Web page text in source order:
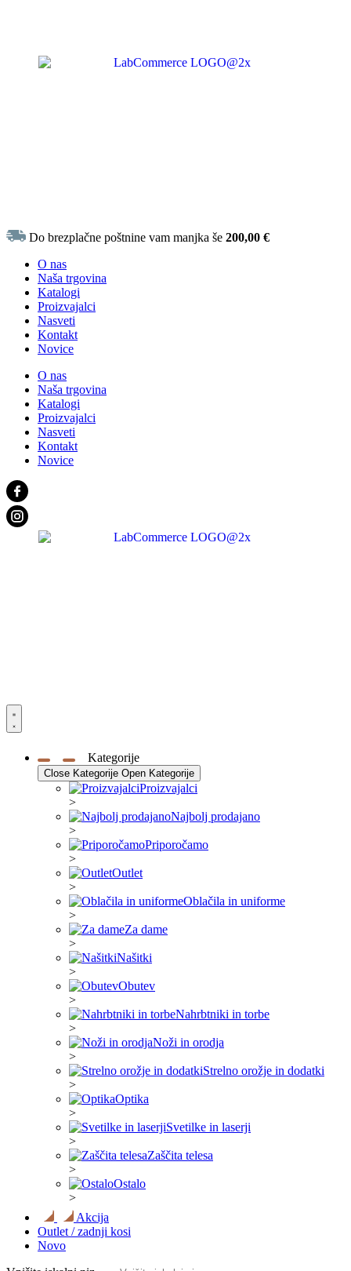
Do brezplačne poštnine vam manjka še200,00€
O nas
Naša trgovina
Katalogi
Proizvajalci
Nasveti
Kontakt
Novice
O nas
Naša trgovina
Katalogi
Proizvajalci
Nasveti
Kontakt
Novice
Kategorije
Close Kategorije Open Kategorije
Proizvajalci
>
Najbolj prodajano
>
Priporočamo
>
Outlet
>
Oblačila in uniforme
>
Za dame
>
Našitki
>
Obutev
>
Nahrbtniki in torbe
>
Noži in orodja
>
Strelno orožje in dodatki
>
Optika
>
Svetilke in laserji
>
Zaščita telesa
>
Ostalo
>
Akcija
Outlet / zadnji kosi
Novo